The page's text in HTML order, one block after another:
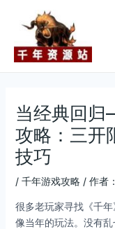
当经典回
攻略：三开
技巧
/ 千年游戏攻略/ 作者：
很多老玩家寻找《千
像当年的玩法。没有
navigation